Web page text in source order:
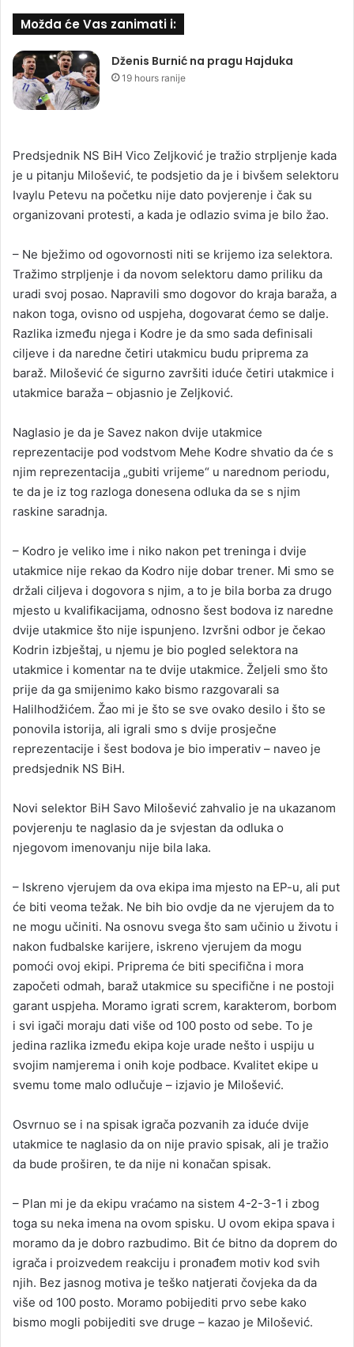
Možda će Vas zanimati i:
Dženis Burnić na pragu Hajduka
19 hours ranije
Predsjednik NS BiH Vico Zeljković je tražio strpljenje kada
je u pitanju Milošević, te podsjetio da je i bivšem selektoru
Ivaylu Petevu na početku nije dato povjerenje i čak su
organizovani protesti, a kada je odlazio svima je bilo žao.
– Ne bježimo od ogovornosti niti se krijemo iza selektora.
Tražimo strpljenje i da novom selektoru damo priliku da
uradi svoj posao. Napravili smo dogovor do kraja baraža, a
nakon toga, ovisno od uspjeha, dogovarat ćemo se dalje.
Razlika između njega i Kodre je da smo sada definisali
ciljeve i da naredne četiri utakmicu budu priprema za
baraž. Milošević će sigurno završiti iduće četiri utakmice i
utakmice baraža – objasnio je Zeljković.
Naglasio je da je Savez nakon dvije utakmice
reprezentacije pod vodstvom Mehe Kodre shvatio da će s
njim reprezentacija „gubiti vrijeme“ u narednom periodu,
te da je iz tog razloga donesena odluka da se s njim
raskine saradnja.
– Kodro je veliko ime i niko nakon pet treninga i dvije
utakmice nije rekao da Kodro nije dobar trener. Mi smo se
držali ciljeva i dogovora s njim, a to je bila borba za drugo
mjesto u kvalifikacijama, odnosno šest bodova iz naredne
dvije utakmice što nije ispunjeno. Izvršni odbor je čekao
Kodrin izbještaj, u njemu je bio pogled selektora na
utakmice i komentar na te dvije utakmice. Željeli smo što
prije da ga smijenimo kako bismo razgovarali sa
Halilhodžićem. Žao mi je što se sve ovako desilo i što se
ponovila istorija, ali igrali smo s dvije prosječne
reprezentacije i šest bodova je bio imperativ – naveo je
predsjednik NS BiH.
Novi selektor BiH Savo Milošević zahvalio je na ukazanom
povjerenju te naglasio da je svjestan da odluka o
njegovom imenovanju nije bila laka.
– Iskreno vjerujem da ova ekipa ima mjesto na EP-u, ali put
će biti veoma težak. Ne bih bio ovdje da ne vjerujem da to
ne mogu učiniti. Na osnovu svega što sam učinio u životu i
nakon fudbalske karijere, iskreno vjerujem da mogu
pomoći ovoj ekipi. Priprema će biti specifična i mora
započeti odmah, baraž utakmice su specifične i ne postoji
garant uspjeha. Moramo igrati screm, karakterom, borbom
i svi igači moraju dati više od 100 posto od sebe. To je
jedina razlika između ekipa koje urade nešto i uspiju u
svojim namjerema i onih koje podbace. Kvalitet ekipe u
svemu tome malo odlučuje – izjavio je Milošević.
Osvrnuo se i na spisak igrača pozvanih za iduće dvije
utakmice te naglasio da on nije pravio spisak, ali je tražio
da bude proširen, te da nije ni konačan spisak.
– Plan mi je da ekipu vraćamo na sistem 4-2-3-1 i zbog
toga su neka imena na ovom spisku. U ovom ekipa spava i
moramo da je dobro razbudimo. Bit će bitno da doprem do
igrača i proizvedem reakciju i pronađem motiv kod svih
njih. Bez jasnog motiva je teško natjerati čovjeka da da
više od 100 posto. Moramo pobijediti prvo sebe kako
bismo mogli pobijediti sve druge – kazao je Milošević.